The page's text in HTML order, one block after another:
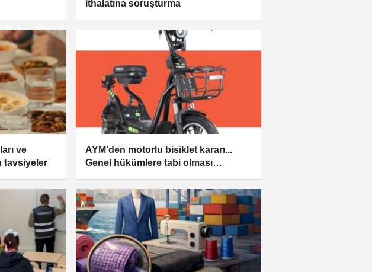
ithalatına soruşturma
ve
tavsiyeler
AYM'den motorlu bisiklet kararı...
Genel hükümlere tabi olması